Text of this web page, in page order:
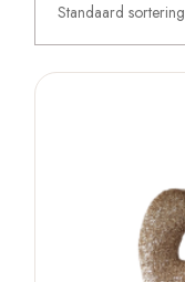
Standaard sortering